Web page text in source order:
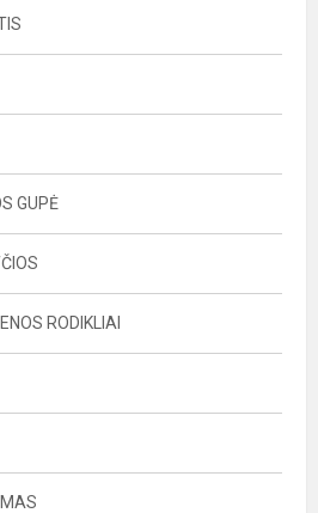
GUPĖ
RODIKLIAI